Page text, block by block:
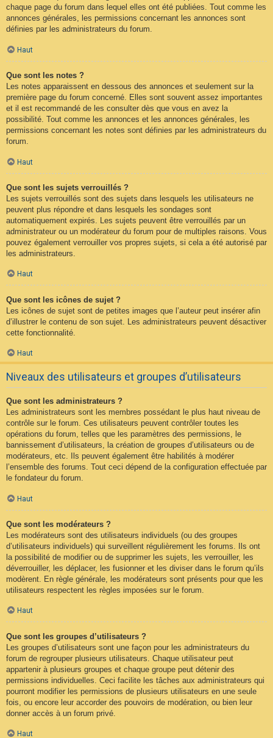
chaque page du forum dans lequel elles ont été publiées. Tout comme les
annonces générales, les permissions concernant les annonces sont
définies par les administrateurs du forum.
Haut
Que sont les notes ?
Les notes apparaissent en dessous des annonces et seulement sur la
première page du forum concerné. Elles sont souvent assez importantes
et il est recommandé de les consulter dès que vous en avez la
possibilité. Tout comme les annonces et les annonces générales, les
permissions concernant les notes sont définies par les administrateurs du
forum.
Haut
Que sont les sujets verrouillés ?
Les sujets verrouillés sont des sujets dans lesquels les utilisateurs ne
peuvent plus répondre et dans lesquels les sondages sont
automatiquement expirés. Les sujets peuvent être verrouillés par un
administrateur ou un modérateur du forum pour de multiples raisons. Vous
pouvez également verrouiller vos propres sujets, si cela a été autorisé par
les administrateurs.
Haut
Que sont les icônes de sujet ?
Les icônes de sujet sont de petites images que l’auteur peut insérer afin
d’illustrer le contenu de son sujet. Les administrateurs peuvent désactiver
cette fonctionnalité.
Haut
Niveaux des utilisateurs et groupes d’utilisateurs
Que sont les administrateurs ?
Les administrateurs sont les membres possédant le plus haut niveau de
contrôle sur le forum. Ces utilisateurs peuvent contrôler toutes les
opérations du forum, telles que les paramètres des permissions, le
bannissement d’utilisateurs, la création de groupes d’utilisateurs ou de
modérateurs, etc. Ils peuvent également être habilités à modérer
l’ensemble des forums. Tout ceci dépend de la configuration effectuée par
le fondateur du forum.
Haut
Que sont les modérateurs ?
Les modérateurs sont des utilisateurs individuels (ou des groupes
d’utilisateurs individuels) qui surveillent régulièrement les forums. Ils ont
la possibilité de modifier ou de supprimer les sujets, les verrouiller, les
déverrouiller, les déplacer, les fusionner et les diviser dans le forum qu’ils
modèrent. En règle générale, les modérateurs sont présents pour que les
utilisateurs respectent les règles imposées sur le forum.
Haut
Que sont les groupes d’utilisateurs ?
Les groupes d’utilisateurs sont une façon pour les administrateurs du
forum de regrouper plusieurs utilisateurs. Chaque utilisateur peut
appartenir à plusieurs groupes et chaque groupe peut détenir des
permissions individuelles. Ceci facilite les tâches aux administrateurs qui
pourront modifier les permissions de plusieurs utilisateurs en une seule
fois, ou encore leur accorder des pouvoirs de modération, ou bien leur
donner accès à un forum privé.
Haut